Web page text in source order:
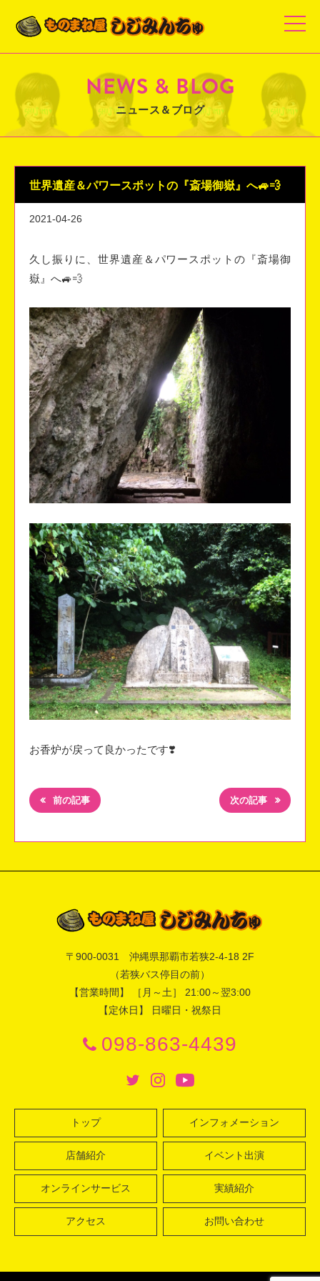
t
o
g
e
v
i
g
a
NEWS & BLOG
ニュース＆ブログ
世界遺産＆パワースポットの『斎場御嶽』へ🚙💨
2021-04-26
久し振りに、世界遺産＆パワースポットの『斎場御
嶽』へ🚙💨
お香炉が戻って良かったです❣️
前の記事 次の記事
〒 900-0031 沖縄県那覇市若狭2-4-18 2F
（若狭バス停目の前）
【営業時間】 ［月～土］ 21:00～翌3:00
【定休日】 日曜日・祝祭日
098-863-4439
トップ インフォメーション
店舗紹介 イベント出演
オンラインサービス 実績紹介
アクセス お問い合わせ